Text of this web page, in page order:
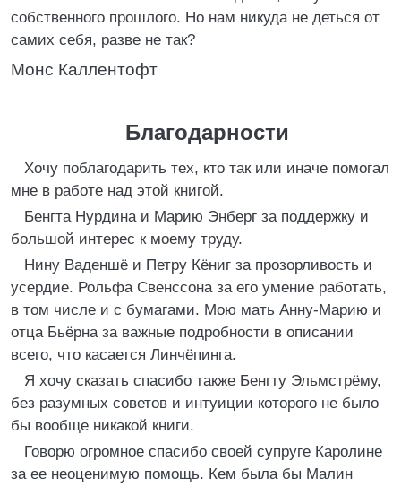
собственного прошлого. Но нам никуда не деться от
самих себя, разве не так?
Монс Каллентофт
Благодарности
Хочу поблагодарить тех, кто так или иначе помогал
мне в работе над этой книгой.
Бенгта Нурдина и Марию Энберг за поддержку и
большой интерес к моему труду.
Нину Ваденшё и Петру Кёниг за прозорливость и
усердие. Рольфа Свенссона за его умение работать,
в том числе и с бумагами. Мою мать Анну-Марию и
отца Бьёрна за важные подробности в описании
всего, что касается Линчёпинга.
Я хочу сказать спасибо также Бенгту Эльмстрёму,
без разумных советов и интуиции которого не было
бы вообще никакой книги.
Говорю огромное спасибо своей супруге Каролине
за ее неоценимую помощь. Кем была бы Малин